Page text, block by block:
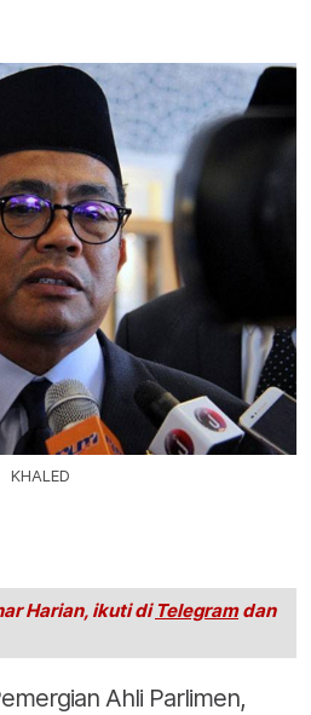
KHALED
Harian, ikuti di Telegramdan
Ahli Parlimen,